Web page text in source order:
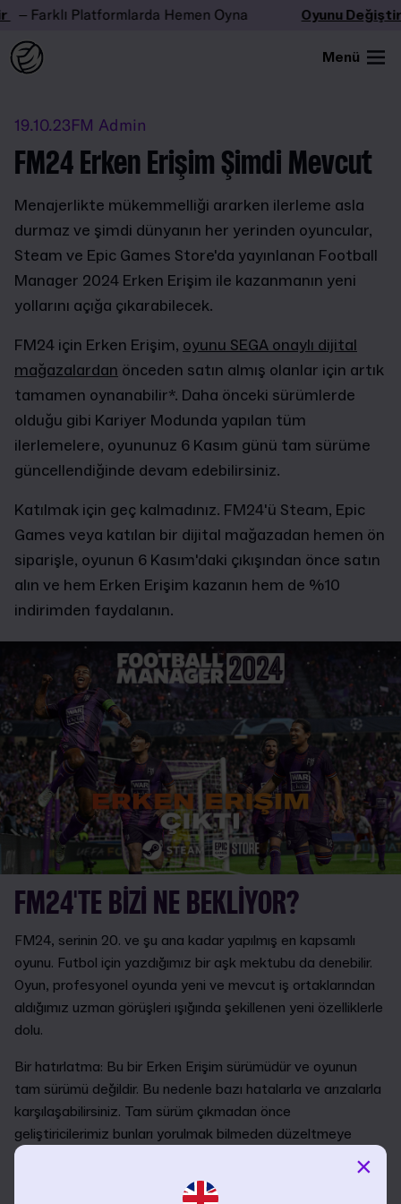
Farklı Platformlarda Hemen Oyna Oyunu Değiştir
Menü
19.10.23FM Admin
FM24 Erken Erişim Şimdi Mevcut
Menajerlikte mükemmelliği ararken ilerleme asla
durmaz ve şimdi dünyanın her yerinden oyuncular,
Steam ve Epic Games Store'da yayınlanan Football
Manager 2024 Erken Erişim ile kazanmanın yeni
yollarını açığa çıkarabilecek.
FM24 için Erken Erişim, oyunu SEGA onaylı dijital
mağazalardan önceden satın almış olanlar için artık
tamamen oynanabilir*. Daha önceki sürümlerde
olduğu gibi Kariyer Modunda yapılan tüm
ilerlemelere, oyununuz 6 Kasım günü tam sürüme
güncellendiğinde devam edebilirsiniz.
Katılmak için geç kalmadınız. FM24'ü Steam, Epic
Games veya katılan bir dijital mağazadan hemen ön
siparişle, oyunun 6 Kasım'daki çıkışından önce satın
alın ve hem Erken Erişim kazanın hem de %10
indirimden faydalanın.
FM24'TE BIZI NE BEKLIYOR?
FM24, serinin 20. ve şu ana kadar yapılmış en kapsamlı
oyunu. Futbol için yazdığımız bir aşk mektubu da denebilir.
Oyun, profesyonel oyunda yeni ve mevcut iş ortaklarından
aldığımız uzman görüşleri ışığında şekillenen yeni özelliklerle
dolu.
Bir hatırlatma: Bu bir Erken Erişim sürümüdür ve oyunun
tam sürümü değildir. Bu nedenle bazı hatalarla ve arızalarla
karşılaşabilirsiniz. Tam sürüm çıkmadan önce
geliştiricilerimiz bunları yorulmak bilmeden düzeltmeye
çalışacaktır. Erken Erişim sürümü halen onay aşamasında
olan bilgileri de içerebilir ve şu anda gerçek verileri doğru×